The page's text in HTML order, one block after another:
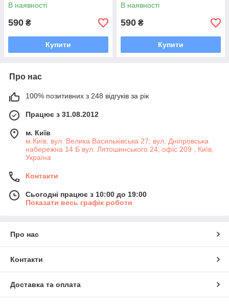
В наявності
590 ₴
Купити
В наявності
590 ₴
Купити
Про нас
100% позитивних з 248 відгуків за рік
Працює з 31.08.2012
м. Київ
м.Київ, вул. Велика Васильківська 27; вул. Дніпровська
набережна 14 Б вул. Лятошинського 24, офіс 209 , Київ,
Україна
Контакти
Сьогодні працює з 10:00 до 19:00
Показати весь графік роботи
Про нас
Контакти
Доставка та оплата